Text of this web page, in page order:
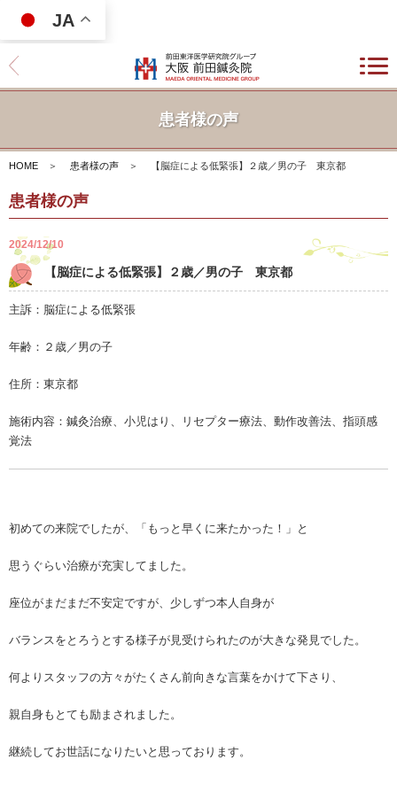
JA
患者様の声
HOME ＞ 患者様の声 ＞ 【脳症による低緊張】２歳／男の子 東京都
患者様の声
2024/12/10
【脳症による低緊張】２歳／男の子 東京都
主訴：脳症による低緊張
年齢：２歳／男の子
住所：東京都
施術内容：鍼灸治療、小児はり、リセプター療法、動作改善法、指頭感
覚法
初めての来院でしたが、「もっと早くに来たかった！」と
思うぐらい治療が充実してました。
座位がまだまだ不安定ですが、少しずつ本人自身が
バランスをとろうとする様子が見受けられたのが大きな発見でした。
何よりスタッフの方々がたくさん前向きな言葉をかけて下さり、
親自身もとても励まされました。
継続してお世話になりたいと思っております。